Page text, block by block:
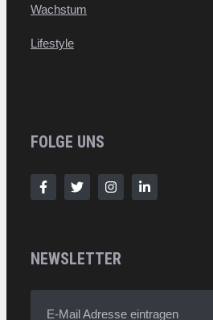
Wachstum
Lifestyle
FOLGE UNS
NEWSLETTER
E-Mail Adresse eintragen